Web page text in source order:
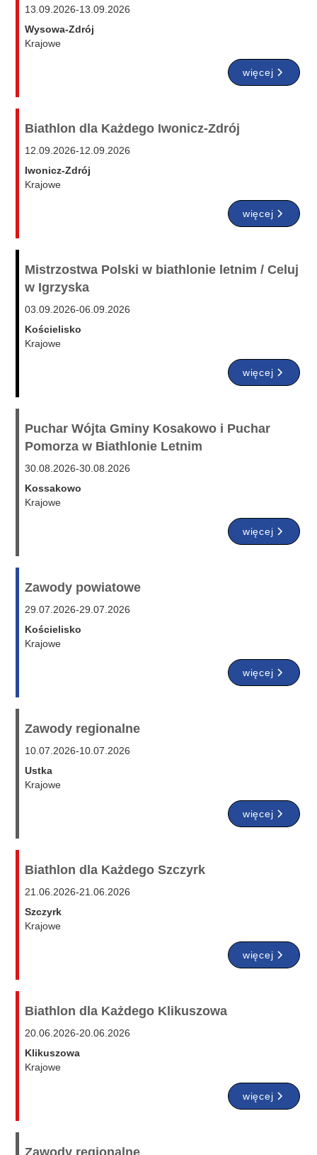
13.09.2026-13.09.2026
Wysowa-Zdrój
Krajowe
więcej
Biathlon dla Każdego Iwonicz-Zdrój
12.09.2026-12.09.2026
Iwonicz-Zdrój
Krajowe
więcej
Mistrzostwa Polski w biathlonie letnim / Celuj
w Igrzyska
03.09.2026-06.09.2026
Kościelisko
Krajowe
więcej
Puchar Wójta Gminy Kosakowo i Puchar
Pomorza w Biathlonie Letnim
30.08.2026-30.08.2026
Kossakowo
Krajowe
więcej
Zawody powiatowe
29.07.2026-29.07.2026
Kościelisko
Krajowe
więcej
Zawody regionalne
10.07.2026-10.07.2026
Ustka
Krajowe
więcej
Biathlon dla Każdego Szczyrk
21.06.2026-21.06.2026
Szczyrk
Krajowe
więcej
Biathlon dla Każdego Klikuszowa
20.06.2026-20.06.2026
Klikuszowa
Krajowe
więcej